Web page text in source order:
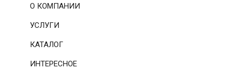
О КОМПАНИИ
УСЛУГИ
КАТАЛОГ
ИНТЕРЕСНОЕ